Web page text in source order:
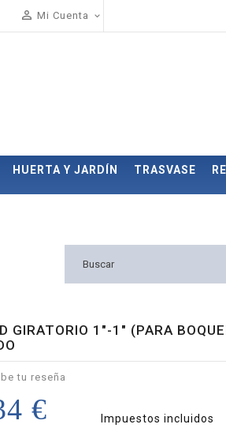
 Mi Cuenta 
HUERTA Y JARDÍN TRASVASE
GIRATORIO 1"-1" (PARA
tu reseña
€
Impuestos incluidos